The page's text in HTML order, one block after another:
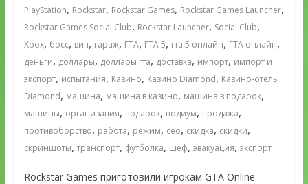
PlayStation, Rockstar, Rockstar Games, Rockstar Games Launcher,
Rockstar Games Social Club, Rockstar Launcher, Social Club,
Xbox, босс, вип, гараж, ГТА, ГТА 5, гта 5 онлайн, ГТА онлайн,
деньги, доллары, доллары гта, доставка, импорт, импорт и
экспорт, испытания, Казино, Казино Diamond, Казино-отель
Diamond, машина, машина в казино, машина в подарок,
машины, организация, подарок, подиум, продажа,
противоборство, работа, режим, сео, скидка, скидки,
скриншоты, транспорт, футболка, шеф, эвакуация, экспорт
Rockstar Games приготовили игрокам GTA Online